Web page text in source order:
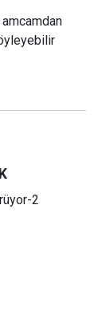
amcamdan
2